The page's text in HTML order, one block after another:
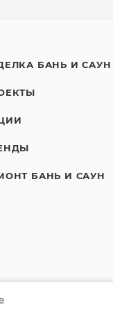
БАНЬ И САУН
БАНЬ И САУН